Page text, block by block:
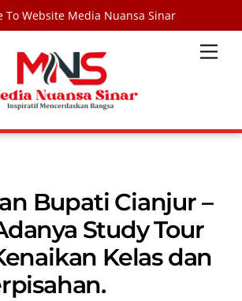
To Website Media Nuansa Sinar
Bupati Cianjur –
Study Tour
Kelas dan